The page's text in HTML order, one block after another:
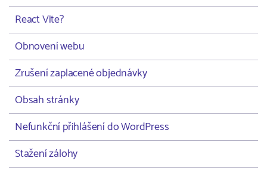
React Vite?
Obnovení webu
Zrušení zaplacené objednávky
Obsah stránky
Nefunkční přihlášení do WordPress
Stažení zálohy